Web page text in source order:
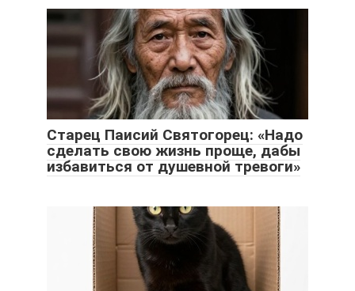
Старец Паисий Святогорец: «Надо
сделать свою жизнь проще, дабы
избавиться от душевной тревоги»